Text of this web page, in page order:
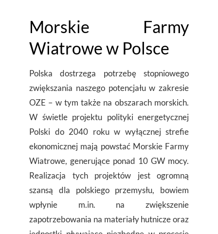
Morskie Farmy
Wiatrowe w Polsce
Polska dostrzega potrzebę stopniowego
zwiększania naszego potencjału w zakresie
OZE – w tym także na obszarach morskich.
W świetle projektu polityki energetycznej
Polski do 2040 roku w wyłącznej strefie
ekonomicznej mają powstać Morskie Farmy
Wiatrowe, generujące ponad 10 GW mocy.
Realizacja tych projektów jest ogromną
szansą dla polskiego przemysłu, bowiem
wpłynie m.in. na zwiększenie
zapotrzebowania na materiały hutnicze oraz